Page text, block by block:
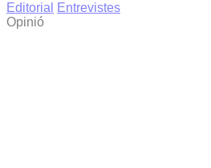
Editorial
Entrevistes
Opinió